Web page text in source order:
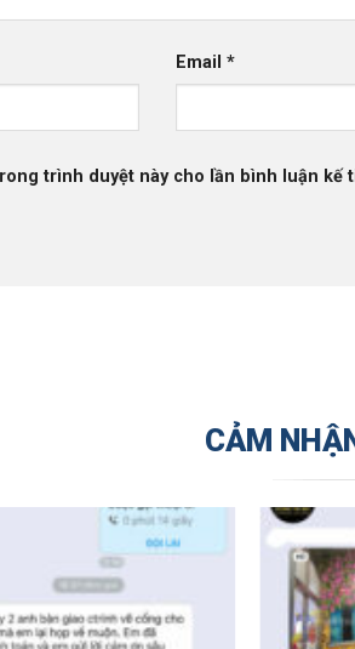
Email*
trình duyệt này cho lần bình luận kế
CẢM